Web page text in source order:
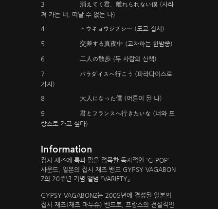
3
消えてく君、離れられない僕 (사라
져 가는 너, 떠날 수 없는 나)
4
トウキョウジプシー (도쿄 집시)
5 交差する真夜中 (교차하는 한밤중)
6 二人の散歩 (두 사람의 산책)
7
パラダイスへ行こう (파라다이스로
가자)
8
大人になった僕 (어른이 된 나)
9
君とフランスへ行きたいな (너와 프
랑스로 가고 싶다)
Information
집시 재즈에 록과 팝을 접목한 독자적인 'G-POP'
사운드, 일본의 집시 재즈 밴드 GYPSY VAGABON
Z의 20주년 기념 앨범 『VARIETY』
GYPSY VAGABONZ는 2005년에 결성된 일본의
집시 재즈(재즈 마누슈) 밴드로, 프랑스의 전설적인